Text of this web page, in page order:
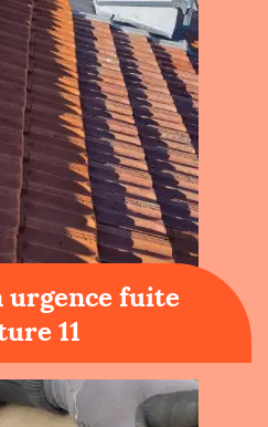
urgence fuite
11